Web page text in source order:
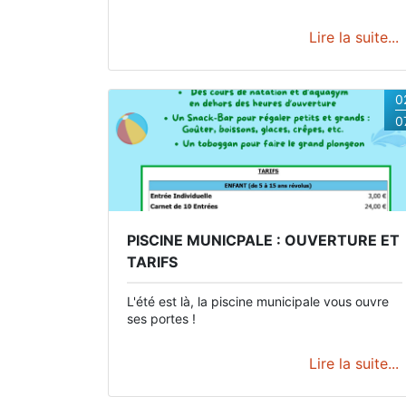
Lire la suite...
PISCINE MUNICPALE : OUVERTURE ET
TARIFS
L'été est là, la piscine municipale vous ouvre
ses portes !
Lire la suite...